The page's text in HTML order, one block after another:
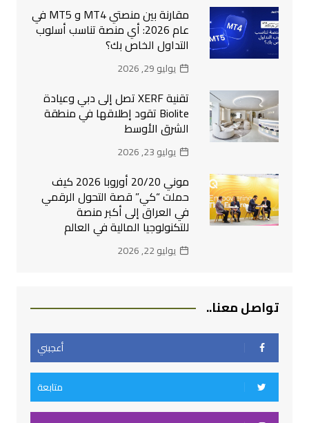
مقارنة بين منصتي MT4 و MT5 في
عام 2026: أي منصة تناسب أسلوب
التداول الخاص بك؟
يوليو 29, 2026
تقنية XERF تصل إلى دبي وعيادة
Biolite تقود إطلاقها في منطقة
الشرق الأوسط
يوليو 23, 2026
موني 20/20 أوروبا 2026 كيف
حملت “كي” قصة التحول الرقمي
في العراق إلى أكبر منصة
للتكنولوجيا المالية في العالم
يوليو 22, 2026
تواصل معنا..
أعجبني
متابعة